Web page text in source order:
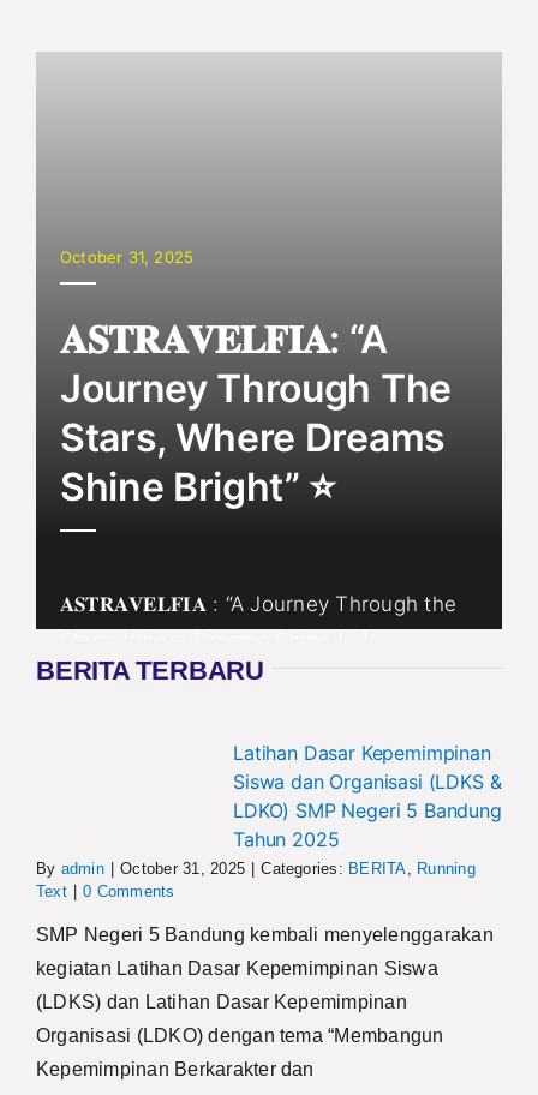
October 31, 2025
𝐀𝐒𝐓𝐑𝐀𝐕𝐄𝐋𝐅𝐈𝐀: “A
Journey Through The
Stars, Where Dreams
Shine Bright” ⭐️
𝐀𝐒𝐓𝐑𝐀𝐕𝐄𝐋𝐅𝐈𝐀 : “A Journey Through the
BERITA TERBARU
Latihan Dasar Kepemimpinan
Siswa dan Organisasi (LDKS &
LDKO) SMP Negeri 5 Bandung
Tahun 2025
By admin October 31, 2025 Categories: BERITA, Running
Text
0 Comments
SMP Negeri 5 Bandung kembali menyelenggarakan
kegiatan Latihan Dasar Kepemimpinan Siswa
(LDKS) dan Latihan Dasar Kepemimpinan
Organisasi (LDKO) dengan tema “Membangun
Kepemimpinan Berkarakter dan